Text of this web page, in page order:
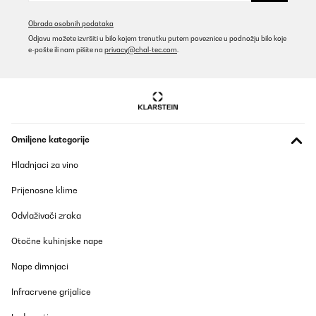
Hat meine Erwartungen übertroffen
28/03/2023
Alles wie beschrieben
Prevedi
Avevo acquistato una friggitrice ad aria a cassetto su Amazon
Obrada osobnih podataka
Odjavu možete izvršiti u bilo kojem trenutku putem poveznice u podnožju bilo koje
e-pošte ili nam pišite na privacy@chal-tec.com
Omiljene kategorije
Hladnjaci za vino
Prijenosne klime
Odvlaživači zraka
Otočne kuhinjske nape
Nape dimnjaci
Infracrvene grijalice